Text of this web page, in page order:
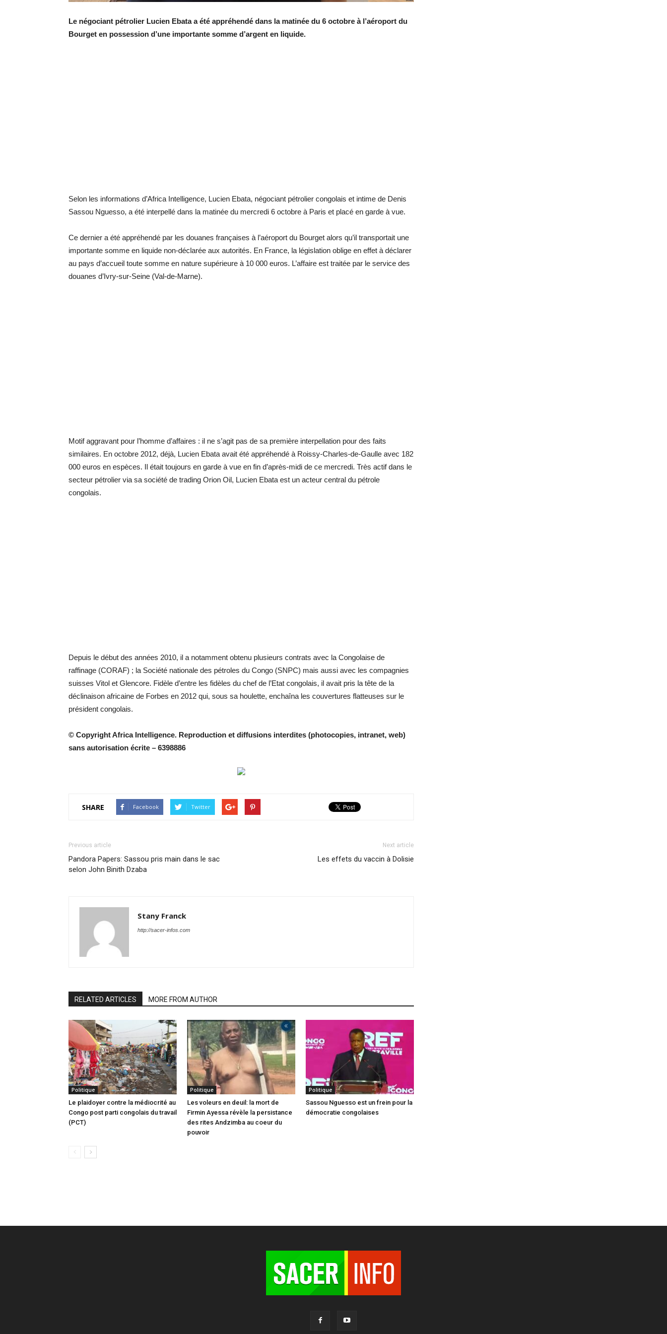
Le négociant pétrolier Lucien Ebata a été appréhendé dans la matinée du 6 octobre à l’aéroport du
Bourget en possession d’une importante somme d’argent en liquide.
Selon les informations d’Africa Intelligence, Lucien Ebata, négociant pétrolier congolais et intime de Denis
Sassou Nguesso, a été interpellé dans la matinée du mercredi 6 octobre à Paris et placé en garde à vue.
Ce dernier a été appréhendé par les douanes françaises à l’aéroport du Bourget alors qu’il transportait une
importante somme en liquide non-déclarée aux autorités. En France, la législation oblige en effet à déclarer
au pays d’accueil toute somme en nature supérieure à 10 000 euros. L’affaire est traitée par le service des
douanes d’Ivry-sur-Seine (Val-de-Marne).
Motif aggravant pour l’homme d’affaires : il ne s’agit pas de sa première interpellation pour des faits
similaires. En octobre 2012, déjà, Lucien Ebata avait été appréhendé à Roissy-Charles-de-Gaulle avec 182
000 euros en espèces. Il était toujours en garde à vue en fin d’après-midi de ce mercredi. Très actif dans le
secteur pétrolier via sa société de trading Orion Oil, Lucien Ebata est un acteur central du pétrole
congolais.
Depuis le début des années 2010, il a notamment obtenu plusieurs contrats avec la Congolaise de
raffinage (CORAF) ; la Société nationale des pétroles du Congo (SNPC) mais aussi avec les compagnies
suisses Vitol et Glencore. Fidèle d’entre les fidèles du chef de l’Etat congolais, il avait pris la tête de la
déclinaison africaine de Forbes en 2012 qui, sous sa houlette, enchaîna les couvertures flatteuses sur le
président congolais.
© Copyright Africa Intelligence. Reproduction et diffusions interdites (photocopies, intranet, web)
sans autorisation écrite – 6398886
SHARE Facebook Twitter
Previous article
Pandora Papers: Sassou pris main dans le sac
selon John Binith Dzaba
Next article
Les effets du vaccin à Dolisie
Stany Franck
http://sacer-infos.com
RELATED ARTICLES MORE FROM AUTHOR
Politique
Le plaidoyer contre la médiocrité au
Congo post parti congolais du travail
(PCT)
Politique
Les voleurs en deuil: la mort de
Firmin Ayessa révèle la persistance
des rites Andzimba au coeur du
pouvoir
Politique
Sassou Nguesso est un frein pour la
démocratie congolaises